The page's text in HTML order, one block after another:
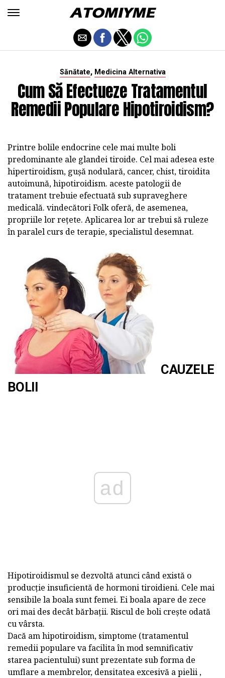
Sănătate, Medicina Alternativa
Cum Să Efectueze Tratamentul
Remedii Populare Hipotiroidism?
Printre bolile endocrine cele mai multe boli
predominante ale glandei tiroide. Cel mai adesea este
hipertiroidism, gușă nodulară, cancer, chist, tiroidita
autoimună, hipotiroidism. aceste patologii de
tratament trebuie efectuată sub supraveghere
medicală. vindecători Folk oferă, de asemenea,
propriile lor rețete. Aplicarea lor ar trebui să ruleze
în paralel curs de terapie, specialistul desemnat.
CAUZELE
BOLII
ad
Hipotiroidismul se dezvoltă atunci când există o
producție insuficientă de hormoni tiroidieni. Cele mai
sensibile la boala sunt femei. Ei boala apare de zece
ori mai des decât bărbații. Riscul de boli crește odată
cu vârsta.
Dacă am hipotiroidism, simptome (tratamentul
remedii populare va facilita în mod semnificativ
starea pacientului) sunt prezentate sub forma de
umflare a membrelor, densitatea excesivă a pielii ,